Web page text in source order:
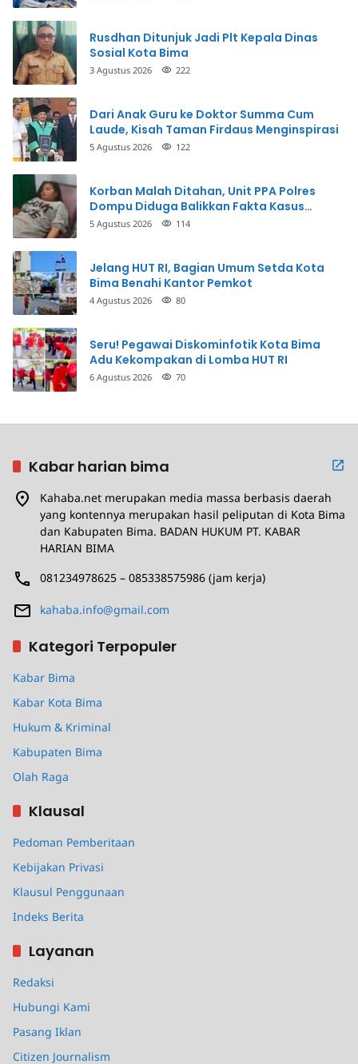
Rusdhan Ditunjuk Jadi Plt Kepala Dinas
Sosial Kota Bima
3 Agustus 2026 222
Dari Anak Guru ke Doktor Summa Cum
Laude, Kisah Taman Firdaus Menginspirasi
5 Agustus 2026 122
Korban Malah Ditahan, Unit PPA Polres
Dompu Diduga Balikkan Fakta Kasus
Penganiayaan
5 Agustus 2026 114
Jelang HUT RI, Bagian Umum Setda Kota
Bima Benahi Kantor Pemkot
4 Agustus 2026 80
Seru! Pegawai Diskominfotik Kota Bima
Adu Kekompakan di Lomba HUT RI
6 Agustus 2026 70
Kabar harian bima
Kahaba.net merupakan media massa berbasis daerah
yang kontennya merupakan hasil peliputan di Kota Bima
dan Kabupaten Bima. BADAN HUKUM PT. KABAR
HARIAN BIMA
081234978625 – 085338575986 (jam kerja)
kahaba.info@gmail.com
Kategori Terpopuler
Kabar Bima
Kabar Kota Bima
Hukum & Kriminal
Kabupaten Bima
Olah Raga
Klausal
Pedoman Pemberitaan
Kebijakan Privasi
Klausul Penggunaan
Indeks Berita
Layanan
Redaksi
Hubungi Kami
Pasang Iklan
Citizen Journalism